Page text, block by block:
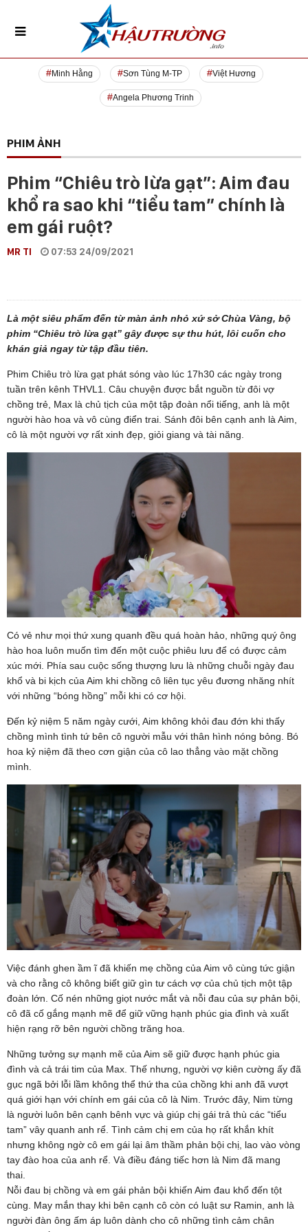
Minh Hằng Sơn Tùng M-TP Việt Hương
Angela Phương Trinh
PHIM ẢNH
Phim “Chiêu trò lừa gạt”: Aim đau
khổ ra sao khi “tiểu tam” chính là
em gái ruột?
MR TI 07:53 24/09/2021
Là một siêu phẩm đến từ màn ảnh nhỏ xứ sở Chùa Vàng, bộ
phim “Chiêu trò lừa gạt” gây được sự thu hút, lôi cuốn cho
khán giả ngay từ tập đầu tiên.
Phim Chiêu trò lừa gạt phát sóng vào lúc 17h30 các ngày trong
tuần trên kênh THVL1. Câu chuyện được bắt nguồn từ đôi vợ
chồng trẻ, Max là chủ tịch của một tập đoàn nổi tiếng, anh là một
người hào hoa và vô cùng điển trai. Sánh đôi bên cạnh anh là Aim,
cô là một người vợ rất xinh đẹp, giỏi giang và tài năng.
Có vẻ như mọi thứ xung quanh đều quá hoàn hảo, những quý ông
hào hoa luôn muốn tìm đến một cuộc phiêu lưu để có được cảm
xúc mới. Phía sau cuộc sống thượng lưu là những chuỗi ngày đau
khổ và bi kịch của Aim khi chồng cô liên tục yêu đương nhăng nhít
với những “bóng hồng” mỗi khi có cơ hội.
Đến kỷ niệm 5 năm ngày cưới, Aim không khỏi đau đớn khi thấy
chồng mình tình tứ bên cô người mẫu với thân hình nóng bỏng. Bó
hoa kỷ niệm đã theo cơn giận của cô lao thẳng vào mặt chồng
mình.
Việc đánh ghen ầm ĩ đã khiến mẹ chồng của Aim vô cùng tức giận
và cho rằng cô không biết giữ gìn tư cách vợ của chủ tịch một tập
đoàn lớn. Cố nén những giọt nước mắt và nỗi đau của sự phản bội,
cô đã cố gắng mạnh mẽ để giữ vững hạnh phúc gia đình và xuất
hiện rạng rỡ bên người chồng trăng hoa.
Những tưởng sự mạnh mẽ của Aim sẽ giữ được hạnh phúc gia
đình và cả trái tim của Max. Thế nhưng, người vợ kiên cường ấy đã
gục ngã bởi lỗi lầm không thể thứ tha của chồng khi anh đã vượt
quá giới hạn với chính em gái của cô là Nim. Trước đây, Nim từng
là người luôn bên cạnh bênh vực và giúp chị gái trả thù các “tiểu
tam” vây quanh anh rể. Tình cảm chị em của họ rất khắn khít
nhưng không ngờ cô em gái lại âm thầm phản bội chị, lao vào vòng
tay đào hoa của anh rể. Và điều đáng tiếc hơn là Nim đã mang
thai.
Nỗi đau bị chồng và em gái phản bội khiến Aim đau khổ đến tột
cùng. May mắn thay khi bên cạnh cô còn có luật sư Ramin, anh là
người đàn ông ấm áp luôn dành cho cô những tình cảm chân